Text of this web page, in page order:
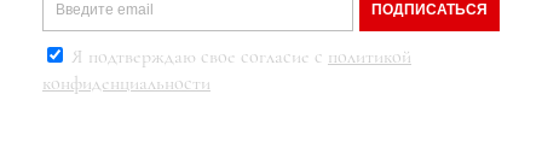
ПОДПИСАТЬСЯ
Я подтверждаю свое согласие с политикой
конфиденциальности